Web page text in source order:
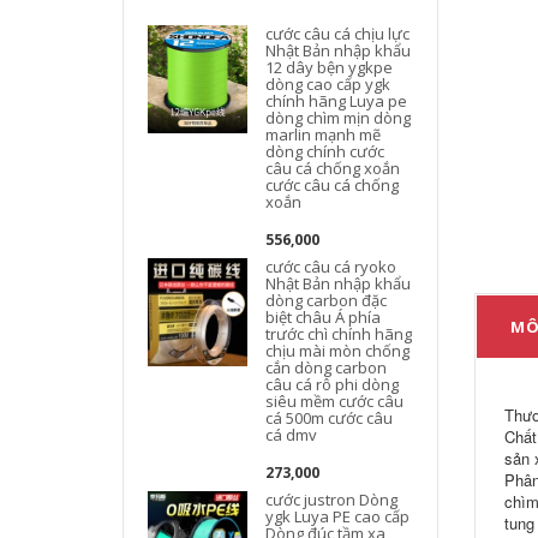
cước câu cá chịu lực
Nhật Bản nhập khẩu
12 dây bện ygkpe
dòng cao cấp ygk
chính hãng Luya pe
dòng chìm mịn dòng
marlin mạnh mẽ
dòng chính cước
câu cá chống xoắn
cước câu cá chống
xoắn
556,000
cước câu cá ryoko
Nhật Bản nhập khẩu
dòng carbon đặc
biệt châu Á phía
trước chì chính hãng
chịu mài mòn chống
cắn dòng carbon
câu cá rô phi dòng
siêu mềm cước câu
cá 500m cước câu
cá dmv
273,000
cước justron Dòng
ygk Luya PE cao cấp
Dòng đúc tầm xa
sản